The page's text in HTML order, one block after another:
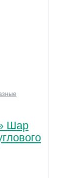
Шар